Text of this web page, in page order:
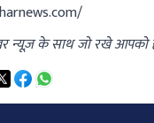
न्यूज़ के साथ जो रखे